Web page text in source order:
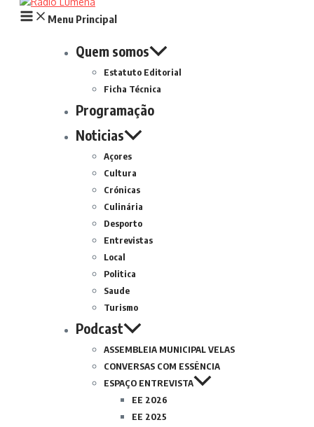
Menu Principal
Quem somos
Estatuto Editorial
Ficha Técnica
Programação
Noticias
Açores
Cultura
Crónicas
Culinária
Desporto
Entrevistas
Local
Politica
Saude
Turismo
Podcast
ASSEMBLEIA MUNICIPAL VELAS
CONVERSAS COM ESSÊNCIA
ESPAÇO ENTREVISTA
EE 2026
EE 2025